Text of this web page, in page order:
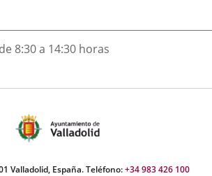
8:30 a 14:30 horas
Valladolid, España. Teléfono:+34 983 426 100